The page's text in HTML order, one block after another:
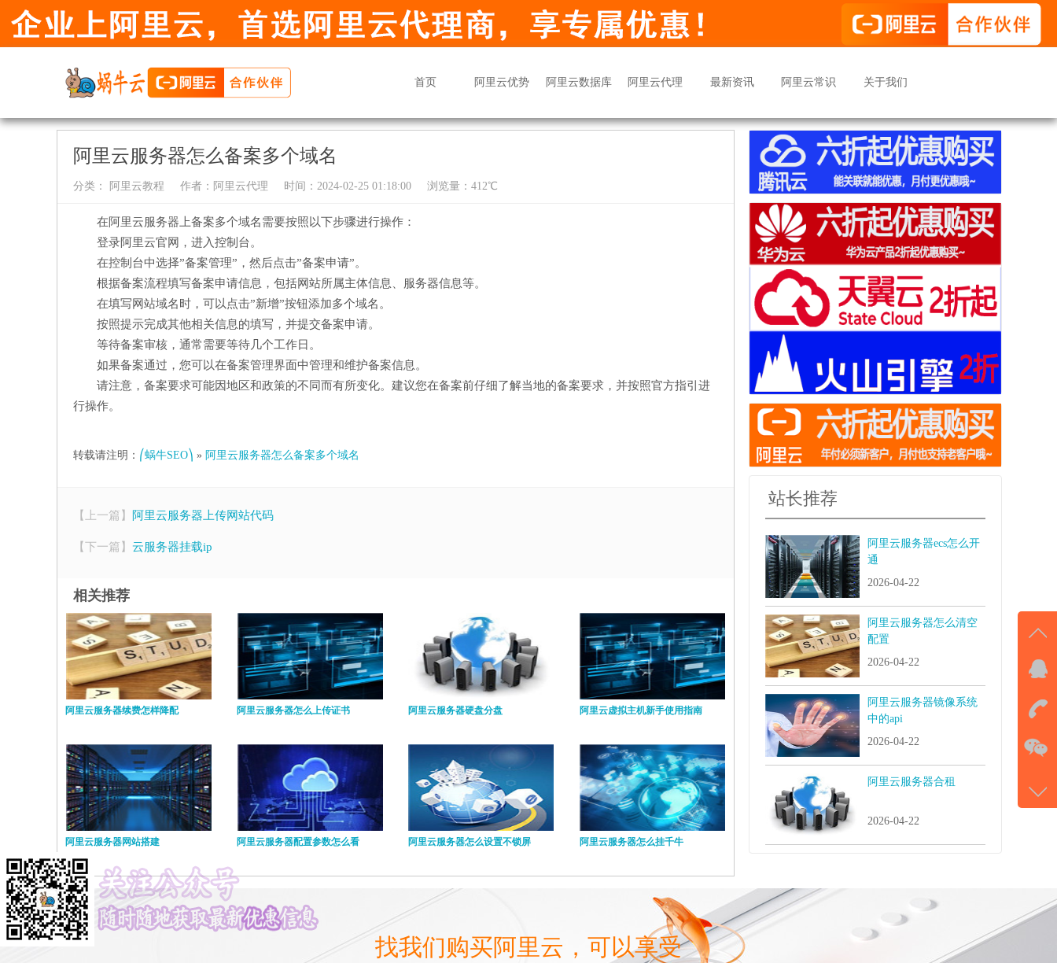
首页 阿里云优势 阿里云数据库 阿里云代理 最新资讯 阿里云常识 关于我们
阿里云服务器怎么备案多个域名
分类： 阿里云教程 作者： 阿里云代理 时间：2024-02-25 01:18:00 浏览量：412℃
在阿里云服务器上备案多个域名需要按照以下步骤进行操作：
登录阿里云官网，进入控制台。
在控制台中选择”备案管理”，然后点击”备案申请”。
根据备案流程填写备案申请信息，包括网站所属主体信息、服务器信息等。
在填写网站域名时，可以点击”新增”按钮添加多个域名。
按照提示完成其他相关信息的填写，并提交备案申请。
等待备案审核，通常需要等待几个工作日。
如果备案通过，您可以在备案管理界面中管理和维护备案信息。
请注意，备案要求可能因地区和政策的不同而有所变化。建议您在备案前仔细了解当地的备案要求，并按照官方指引进
行操作。
转载请注明： ⎛蜗牛SEO⎞ » 阿里云服务器怎么备案多个域名
【上一篇】 阿里云服务器上传网站代码
【下一篇】 云服务器挂载ip
相关推荐
阿里云服务器续费怎样降配 阿里云服务器怎么上传证书 阿里云服务器硬盘分盘 阿里云虚拟主机新手使用指南
阿里云服务器网站搭建 阿里云服务器配置参数怎么看 阿里云服务器怎么设置不锁屏 阿里云服务器怎么挂千牛
站长推荐
阿里云服务器ecs怎么开
通
2026-04-22
阿里云服务器怎么清空
配置
2026-04-22
阿里云服务器镜像系统
中的api
2026-04-22
阿里云服务器合租
2026-04-22
找我们购买阿里云，可以享受
QQ
击
177-